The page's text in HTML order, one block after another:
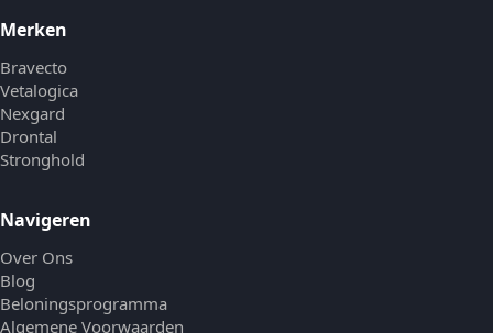
Merken
Bravecto
Vetalogica
Nexgard
Drontal
Stronghold
Navigeren
Over Ons
Blog
Beloningsprogramma
Algemene Voorwaarden